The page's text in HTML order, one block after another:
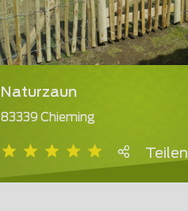
Naturzaun
83339 Chieming
Teilen